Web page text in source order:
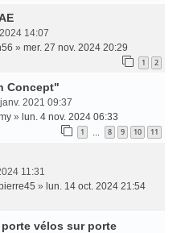
14:07
» mer. 27 nov. 2024 20:29
1 2
Concept"
2021 09:37
» lun. 4 nov. 2024 06:33
1 8 9 10 11
11:31
» lun. 14 oct. 2024 21:54
vélos sur porte